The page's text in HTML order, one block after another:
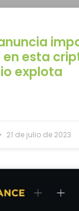
en esta
explota
21 de julio de 2023